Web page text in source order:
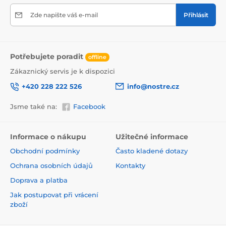
Ekologické řešení pro každý interiér
a proto se nemusíte obávat umístit tapetu i do citlivých
VOC i GREENGUARD GOLD, která potvrzuje jejich
zdravotní nezávadnost.
Zde napište váš e-mail Přihlásit
Potřebujete poradit offline
Zákaznický servis je k dispozici
+420 228 222 526
info@nostre.cz
Jsme také na: Facebook
Informace o nákupu
Obchodní podmínky
Ochrana osobních údajů
Doprava a platba
Jak postupovat při vrácení
zboží
Užitečné informace
Často kladené dotazy
Kontakty